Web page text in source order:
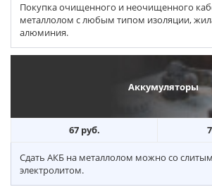
Покупка очищенного и неочищенного
металлолом с любым типом изоляции,
алюминия.
Аккумуляторы
67 руб.
Сдать АКБ на металлолом можно со
электролитом.